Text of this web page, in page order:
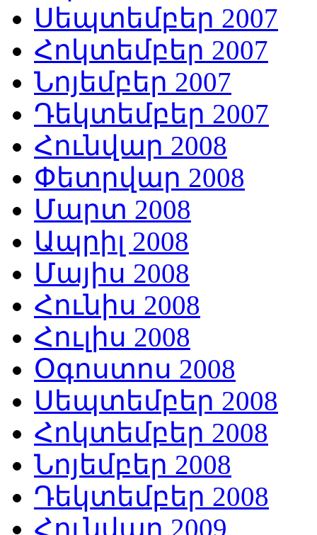
Սեպտեմբեր 2007
Հոկտեմբեր 2007
Նոյեմբեր 2007
Դեկտեմբեր 2007
Հունվար 2008
Փետրվար 2008
Մարտ 2008
Ապրիլ 2008
Մայիս 2008
Հունիս 2008
Հուլիս 2008
Օգոստոս 2008
Սեպտեմբեր 2008
Հոկտեմբեր 2008
Նոյեմբեր 2008
Դեկտեմբեր 2008
Հունվար 2009